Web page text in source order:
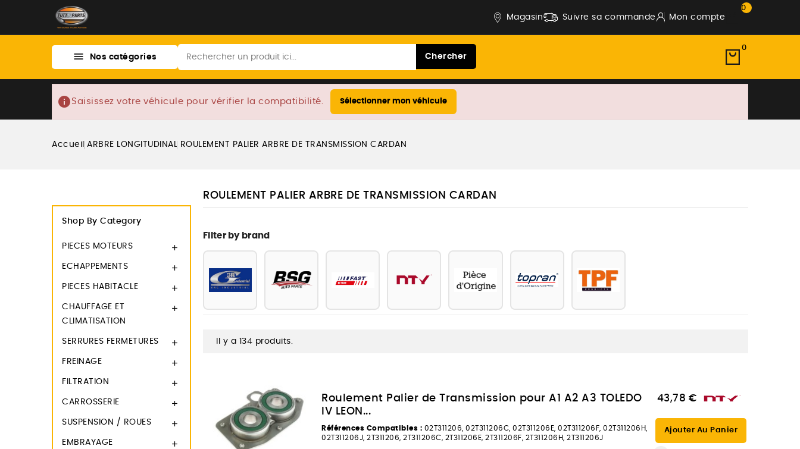
Magasin Suivre sa commande Mon compte
0
 Nos catégories Chercher
0
info Saisissez votre véhicule pour vérifier la compatibilité. Sélectionner mon véhicule
Accueil ARBRE LONGITUDINAL ROULEMENT PALIER ARBRE DE TRANSMISSION CARDAN
Shop By Category
PIECES MOTEURS 
ECHAPPEMENTS 
PIECES HABITACLE 
CHAUFFAGE ET
CLIMATISATION

SERRURES FERMETURES 
FREINAGE 
FILTRATION 
CARROSSERIE 
SUSPENSION / ROUES 
EMBRAYAGE 
ROULEMENT PALIER ARBRE DE TRANSMISSION CARDAN
Filter by brand
Il y a 134 produits.
Roulement Palier de Transmission pour A1 A2 A3 TOLEDO
IV LEON...
Références Compatibles : 02T311206, 02T311206C, 02T311206E, 02T311206F, 02T311206H,
02T311206J, 2T311206, 2T311206C, 2T311206E, 2T311206F, 2T311206H, 2T311206J
43,78 €
Ajouter Au Panier